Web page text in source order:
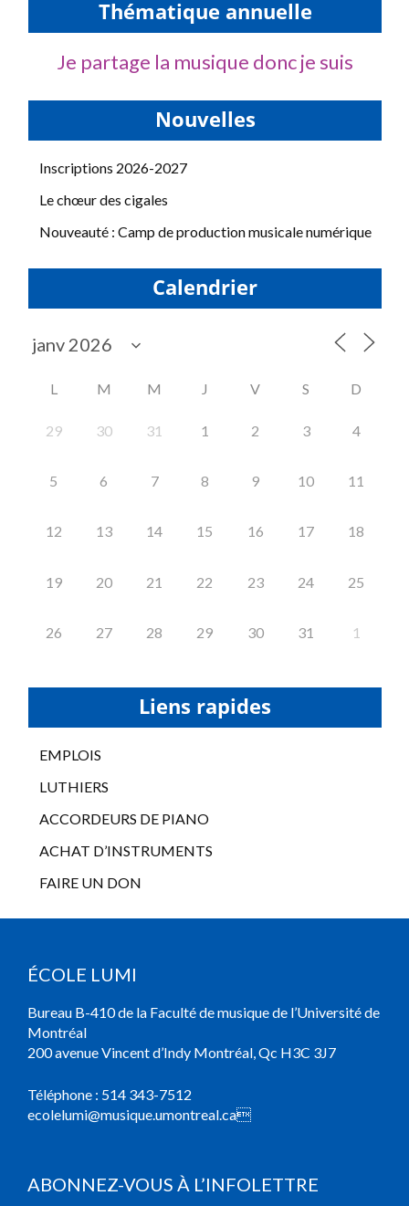
Thématique annuelle
Je partage la musique donc je suis
Nouvelles
Inscriptions 2026-2027
Le chœur des cigales
Nouveauté : Camp de production musicale numérique
Calendrier
L M M J V S D
29 30 31 1 2 3 4
5 6 7 8 9 10 11
12 13 14 15 16 17 18
19 20 21 22 23 24 25
26 27 28 29 30 31 1
Liens rapides
EMPLOIS
LUTHIERS
ACCORDEURS DE PIANO
ACHAT D’INSTRUMENTS
FAIRE UN DON
ÉCOLE LUMI
Bureau B-410 de la Faculté de musique de l’Université de
Montréal
200 avenue Vincent d’Indy Montréal, Qc H3C 3J7
Téléphone : 514 343-7512
ecolelumi@musique.umontreal.ca
ABONNEZ-VOUS À L’INFOLETTRE